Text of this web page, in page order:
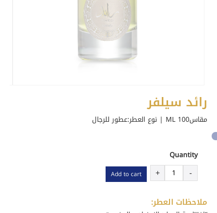
رائد سيلفر
مقاس100 ML | نوع العطر: عطور للرجال
Quantity
رائد
سيلفر Add to cart
ملاحظات العطر: